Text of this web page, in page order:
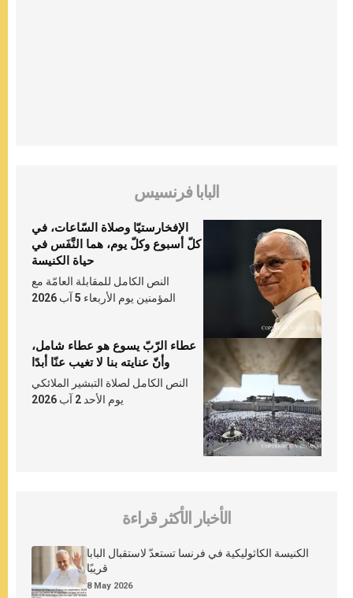
البابا فرنسيس
الإفخارستيّا وصلاة السّاعات، في
كلّ أسبوع وكلّ يوم، هما النَّفَس في
حياة الكنيسة
النص الكامل للمقابلة العامّة مع
المؤمنين يوم الأربعاء 5 آب 2026
عطاء الرّبّ يسوع هو عطاء شامل،
وأنّ عنايته بنا لا تغيب عنّا أبدًا
النص الكامل لصلاة التبشير الملائكي
يوم الأحد 2 آب 2026
الأخبار الأكثر قراءة
الكنيسة الكاثوليكية في فرنسا تستعدّ لاستقبال البابا
قريبًا
8 May 2026